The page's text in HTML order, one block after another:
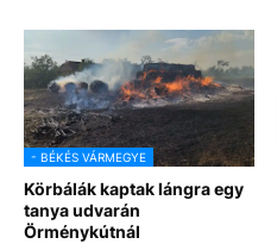
- BÉKÉS VÁRMEGYE
Körbálák kaptak lángra egy
tanya udvarán
Örménykútnál